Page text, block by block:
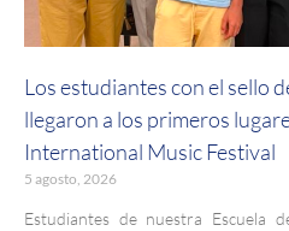
Los estudiantes con el sello
llegaron a los primeros
International Music Festival
5 agosto, 2026
Estudiantes de nuestra Escuela